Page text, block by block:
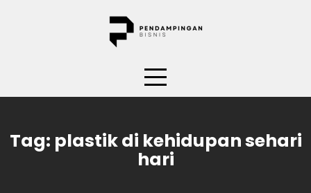
Tag: plastik di kehidupan sehari
hari